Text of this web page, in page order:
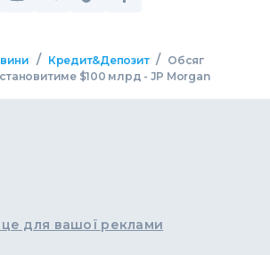
/ Кредит&Депозит / Обсяг
становитиме $100 млрд - JP Morgan
для вашої реклами